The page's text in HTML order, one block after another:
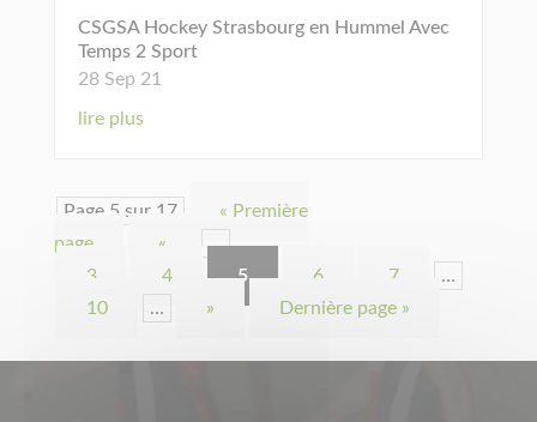
CSGSA Hockey Strasbourg en Hummel Avec
Temps 2 Sport
28 Sep 21
lire plus
Page 5 sur 17
« Première
page
«
…
3
4 5 6 7
…
10
… » Dernière page »